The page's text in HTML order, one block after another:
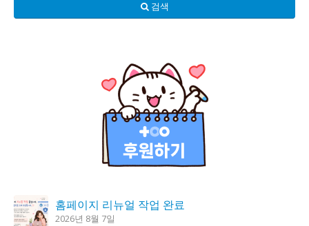
검색
홈페이지 리뉴얼 작업 완료
2026년 8월 7일